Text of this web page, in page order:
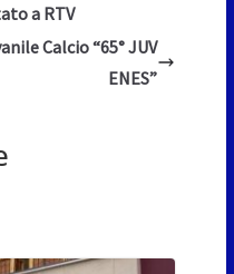
a RTV
Calcio “65° JUV
ENES”